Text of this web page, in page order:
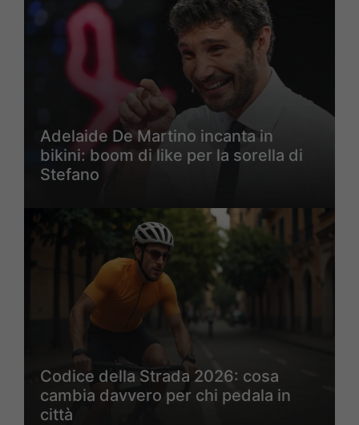
Adelaide De Martino incanta in
bikini: boom di like per la sorella di
Stefano
Codice della Strada 2026: cosa
cambia davvero per chi pedala in
città